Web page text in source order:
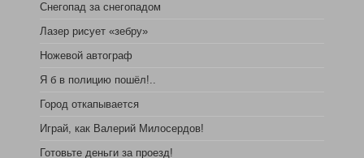
Снегопад за снегопадом
Лазер рисует «зебру»
Ножевой автограф
Я б в полицию пошёл!..
Город откапывается
Играй, как Валерий Милосердов!
Готовьте деньги за проезд!